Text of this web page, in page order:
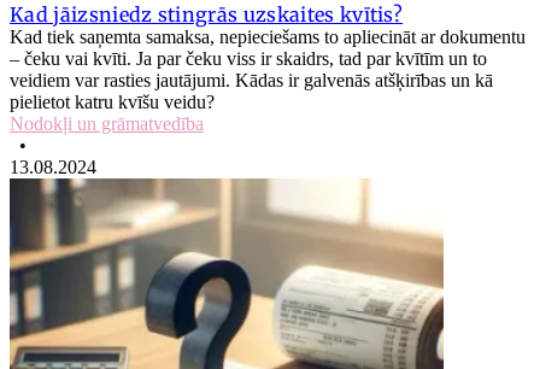
Kad jāizsniedz stingrās uzskaites kvītis?
Kad tiek saņemta samaksa, nepieciešams to apliecināt ar dokumentu
– čeku vai kvīti. Ja par čeku viss ir skaidrs, tad par kvītīm un to
veidiem var rasties jautājumi. Kādas ir galvenās atšķirības un kā
pielietot katru kvīšu veidu?
Nodokļi un grāmatvedība
•
13.08.2024